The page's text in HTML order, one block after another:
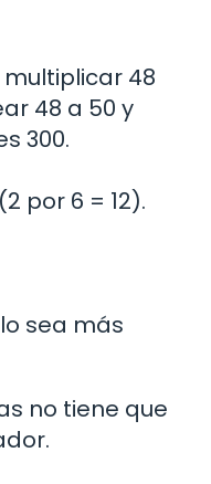
multiplicar 48
48 a 50 y
300.
por 6 = 12).
sea más
no tiene que